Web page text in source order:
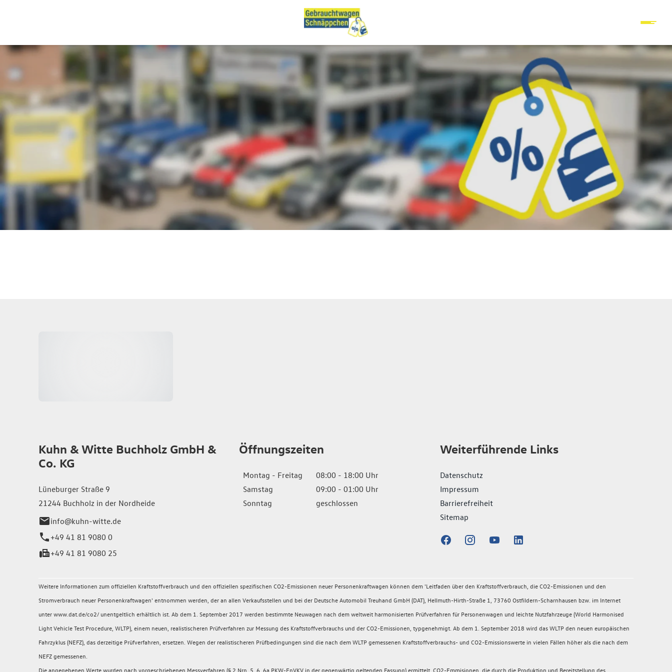
Kuhn & Witte Buchholz GmbH &
Co. KG
Lüneburger Straße 9
21244 Buchholz in der Nordheide
info@kuhn-witte.de
+49 41 81 9080 0
+49 41 81 9080 25
Öffnungszeiten
Montag - Freitag
08:00 - 18:00 Uhr
Samstag
09:00 - 01:00 Uhr
Sonntag
geschlossen
Weiterführende Links
Datenschutz
Impressum
Barrierefreiheit
Sitemap
Weitere Informationen zum offiziellen Kraftstoffverbrauch und den offiziellen spezifischen CO2-Emissionen neuer Personenkraftwagen können dem 'Leitfaden über den Kraftstoffverbrauch, die CO2-Emissionen und den
Stromverbrauch neuer Personenkraftwagen' entnommen werden, der an allen Verkaufsstellen und bei der Deutsche Automobil Treuhand GmbH (DAT), Hellmuth-Hirth-Straße 1, 73760 Ostfildern-Scharnhausen bzw. im Internet
unter www.dat.de/co2/ unentgeltlich erhältlich ist. Ab dem 1. September 2017 werden bestimmte Neuwagen nach dem weltweit harmonisierten Prüfverfahren für Personenwagen und leichte Nutzfahrzeuge (World Harmonised
Light Vehicle Test Procedure, WLTP), einem neuen, realistischeren Prüfverfahren zur Messung des Kraftstoffverbrauchs und der CO2-Emissionen, typgenehmigt. Ab dem 1. September 2018 wird das WLTP den neuen europäischen
Fahrzyklus (NEFZ), das derzeitige Prüfverfahren, ersetzen. Wegen der realistischeren Prüfbedingungen sind die nach dem WLTP gemessenen Kraftstoffverbrauchs- und CO2-Emissionswerte in vielen Fällen höher als die nach dem
NEFZ gemessenen.
Die angegebenen Werte wurden nach vorgeschriebenen Messverfahren (§ 2 Nrn. 5, 6, 6a PKW-EnVKV in der gegenwärtig geltenden Fassung) ermittelt. CO2-Emmisionen, die durch die Produktion und Bereitstellung des